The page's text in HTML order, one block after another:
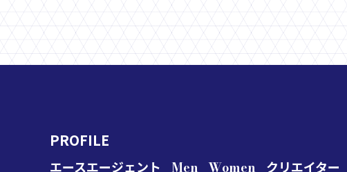
PROFILE
エースエージェント Men Women クリエイター